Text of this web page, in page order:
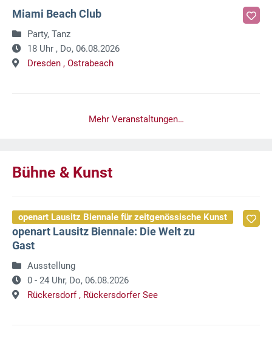
Miami Beach Club
Party, Tanz
18 Uhr , Do, 06.08.2026
Dresden , Ostrabeach
Mehr Veranstaltungen…
Bühne & Kunst
openart Lausitz Biennale für zeitgenössische Kunst
openart Lausitz Biennale: Die Welt zu
Gast
Ausstellung
0 - 24 Uhr, Do, 06.08.2026
Rückersdorf , Rückersdorfer See